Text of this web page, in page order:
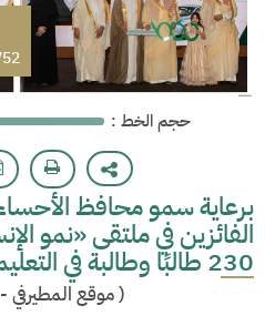
: حجم الخط
برعاية سمو محافظ
الفائزين في ملتقى «نمو
230 طالبًا وطالبة في التعليم العام
(موقع المطيرفي -